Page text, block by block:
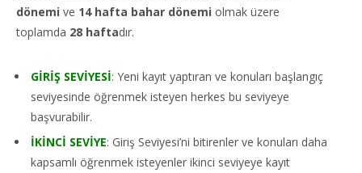
dönemi ve 14 hafta bahar dönemi olmak üzere
toplamda 28 haftadır.
GİRİŞ SEVİYESİ: Yeni kayıt yaptıran ve konuları başlangıç
seviyesinde öğrenmek isteyen herkes bu seviyeye
başvurabilir.
İKİNCİ SEVİYE: Giriş Seviyesi’ni bitirenler ve konuları daha
kapsamlı öğrenmek isteyenler ikinci seviyeye kayıt